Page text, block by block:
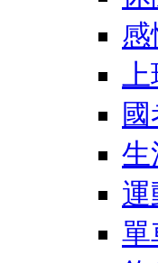
感
生
運
單